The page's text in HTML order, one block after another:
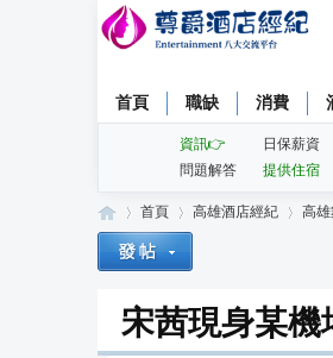
首頁 職缺 消費
資訊👉 日保薪資
問題解答
提供住宿
»
首頁
›
高雄酒店經紀
›
高
宋茜現身某機